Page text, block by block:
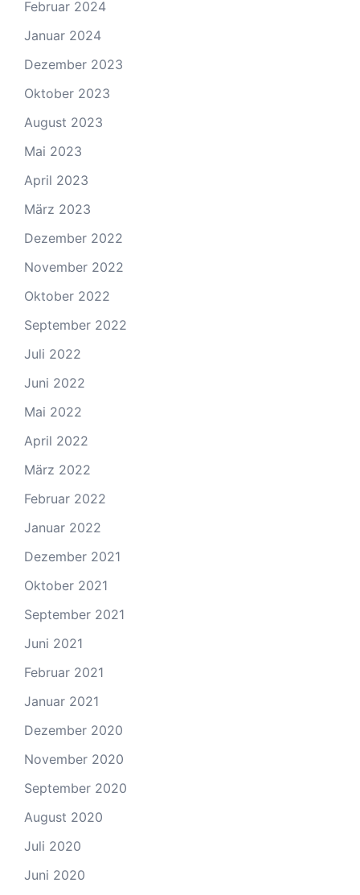
Februar 2024
Januar 2024
Dezember 2023
Oktober 2023
August 2023
Mai 2023
April 2023
März 2023
Dezember 2022
November 2022
Oktober 2022
September 2022
Juli 2022
Juni 2022
Mai 2022
April 2022
März 2022
Februar 2022
Januar 2022
Dezember 2021
Oktober 2021
September 2021
Juni 2021
Februar 2021
Januar 2021
Dezember 2020
November 2020
September 2020
August 2020
Juli 2020
Juni 2020